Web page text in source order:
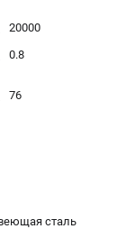
20000
0.8
76
сталь